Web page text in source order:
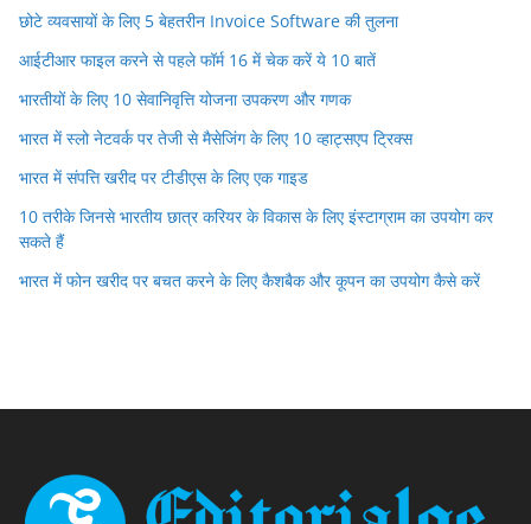
छोटे व्यवसायों के लिए 5 बेहतरीन Invoice Software की तुलना
आईटीआर फाइल करने से पहले फॉर्म 16 में चेक करें ये 10 बातें
भारतीयों के लिए 10 सेवानिवृत्ति योजना उपकरण और गणक
भारत में स्लो नेटवर्क पर तेजी से मैसेजिंग के लिए 10 व्हाट्सएप ट्रिक्स
भारत में संपत्ति खरीद पर टीडीएस के लिए एक गाइड
10 तरीके जिनसे भारतीय छात्र करियर के विकास के लिए इंस्टाग्राम का उपयोग कर
सकते हैं
भारत में फोन खरीद पर बचत करने के लिए कैशबैक और कूपन का उपयोग कैसे करें